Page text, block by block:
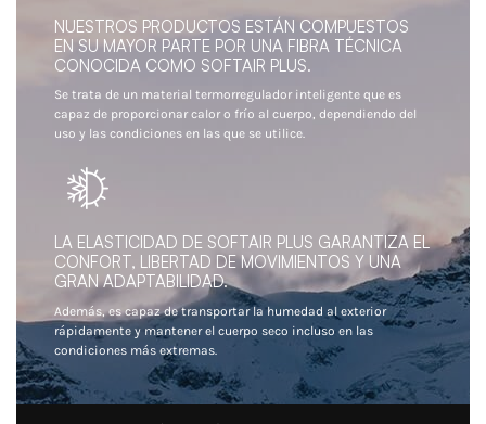
NUESTROS PRODUCTOS ESTÁN COMPUESTOS
EN SU MAYOR PARTE POR UNA FIBRA TÉCNICA
CONOCIDA COMO SOFTAIR PLUS.
Se trata de un material termorregulador inteligente que es
capaz de proporcionar calor o frío al cuerpo, dependiendo del
uso y las condiciones en las que se utilice.
LA ELASTICIDAD DE SOFTAIR PLUS GARANTIZA EL
CONFORT, LIBERTAD DE MOVIMIENTOS Y UNA
GRAN ADAPTABILIDAD.
Además, es capaz de transportar la humedad al exterior
rápidamente y mantener el cuerpo seco incluso en las
condiciones más extremas.